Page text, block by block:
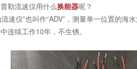
勒流速仪用什么换能器呢？
速仪”也叫作“ADV”，测量单一位置的
连续工作10年，不生锈。